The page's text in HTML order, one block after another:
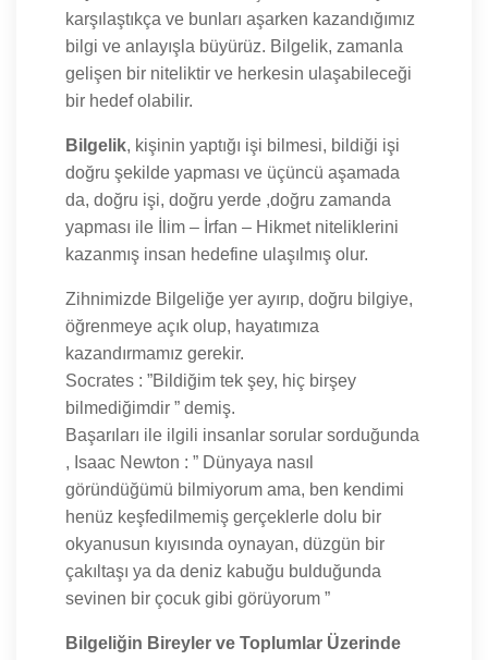
karşılaştıkça ve bunları aşarken kazandığımız
bilgi ve anlayışla büyürüz. Bilgelik, zamanla
gelişen bir niteliktir ve herkesin ulaşabileceği
bir hedef olabilir.
Bilgelik, kişinin yaptığı işi bilmesi, bildiği işi
doğru şekilde yapması ve üçüncü aşamada
da, doğru işi, doğru yerde ,doğru zamanda
yapması ile İlim – İrfan – Hikmet niteliklerini
kazanmış insan hedefine ulaşılmış olur.
Zihnimizde Bilgeliğe yer ayırıp, doğru bilgiye,
öğrenmeye açık olup, hayatımıza
kazandırmamız gerekir.
Socrates : ”Bildiğim tek şey, hiç birşey
bilmediğimdir ” demiş.
Başarıları ile ilgili insanlar sorular sorduğunda
, Isaac Newton : ” Dünyaya nasıl
göründüğümü bilmiyorum ama, ben kendimi
henüz keşfedilmemiş gerçeklerle dolu bir
okyanusun kıyısında oynayan, düzgün bir
çakıltaşı ya da deniz kabuğu bulduğunda
sevinen bir çocuk gibi görüyorum ”
Bilgeliğin Bireyler ve Toplumlar Üzerinde